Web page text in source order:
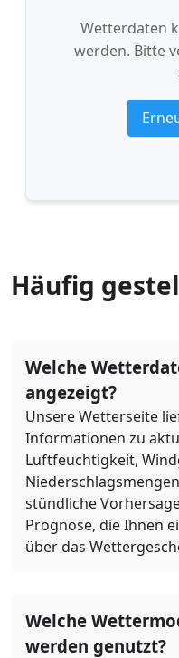
Wetterdaten
werden. Bitte
Häufig
Welche
angezeigt?
Unsere Wetterseite
Informationen zu
Luftfeuchtigkeit,
stündliche
Prognose, die Ihnen
über das
Welche
werden genutzt?